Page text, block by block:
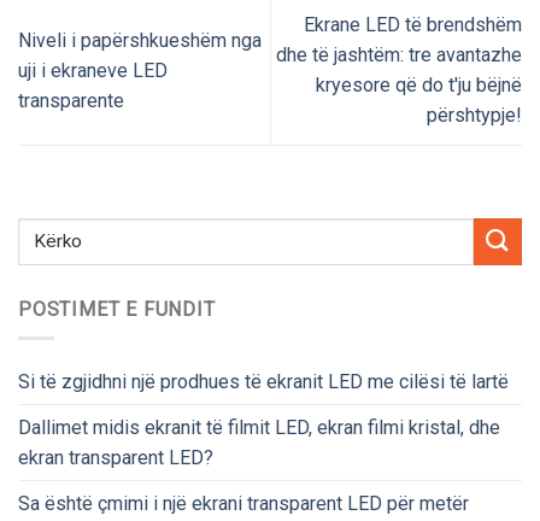
Niveli i papërshkueshëm nga
uji i ekraneve LED
transparente
Ekrane LED të brendshëm
dhe të jashtëm: tre avantazhe
kryesore që do t'ju bëjnë
përshtypje!
POSTIMET E FUNDIT
Si të zgjidhni një prodhues të ekranit LED me cilësi të lartë
Dallimet midis ekranit të filmit LED, ekran filmi kristal, dhe
ekran transparent LED?
Sa është çmimi i një ekrani transparent LED për metër